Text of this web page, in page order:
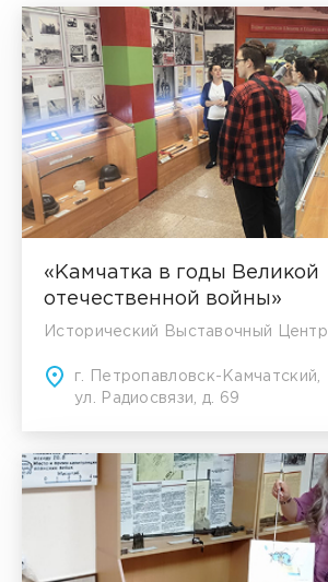
«Камчатка в годы Великой
отечественной войны»
Исторический Выставочный Центр
г. Петропавловск-Камчатский,
ул. Радиосвязи, д. 69